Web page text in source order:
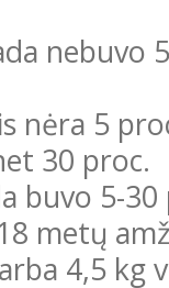
nebuvo
nėra 5
30 proc.
buvo 5-
metų
4,5 kg